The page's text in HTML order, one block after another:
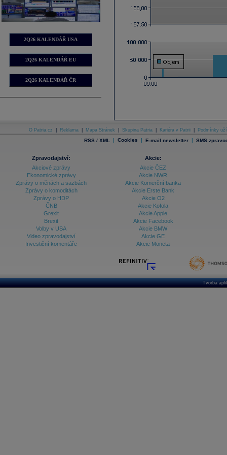
2Q26 KALENDÁŘ USA
2Q26 KALENDÁŘ EU
2Q26 KALENDÁŘ ČR
O Patria.cz Reklama Mapa Stránek Skupina Patria Kariéra v Patrii Podmínky
RSS / XML | Cookies | E-mail newsletter | SMS
Zpravodajství:
Akciové zprávy
Ekonomické zprávy
Zprávy o měnách a sazbách
Zprávy o komoditách
Zprávy o HDP
ČNB
Grexit
Brexit
Volby v USA
Video zpravodajství
Investiční komentáře
Akcie:
Akcie ČEZ
Akcie NWR
Akcie Komerční banka
Akcie Erste Bank
Akcie O2
Akcie Kofola
Akcie Apple
Akcie Facebook
Akcie BMW
Akcie GE
Akcie Moneta
Tvorba